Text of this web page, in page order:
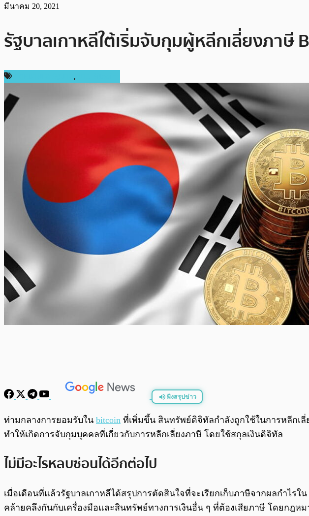
มีนาคม 20, 2021
รัฐบาลเกาหลีใต้เริ่มจับกุมผู้หลีกเลี่ยงภาษี
,
ฟังสรุปข่าว
ท่ามกลางการยอมรับใน bitcoin ที่เพิ่มขึ้น สินทรัพย์ดิจิทัลกำลังถูกใช้ในการหลีกเ
ทำให้เกิดการจับกุมบุคคลที่เกี่ยวกับการหลีกเลี่ยงภาษี โดยใช้สกุลเงินดิจิทัล
ไม่มีอะไรหลบซ่อนได้อีกต่อไป
เมื่อเดือนที่แล้วรัฐบาลเกาหลีได้สรุปการตัดสินใจที่จะเรียกเก็บภาษีจากผลกำไ
คล้ายคลึงกันกับเครื่องมือและสินทรัพย์ทางการเงินอื่น ๆ ที่ต้องเสียภาษี โดยกฎ